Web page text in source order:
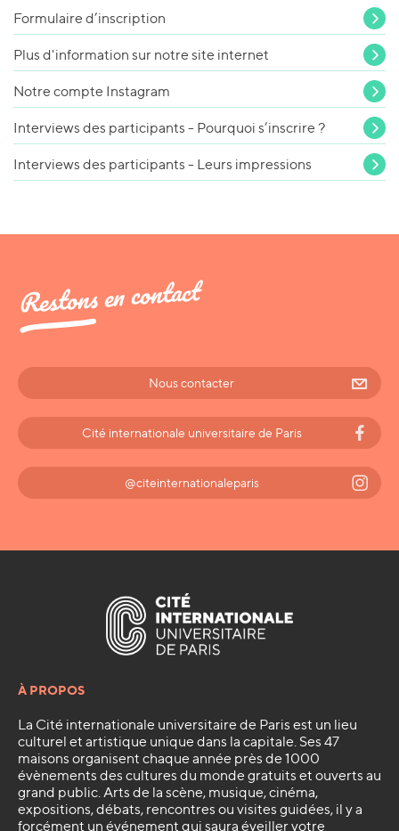
Formulaire d’inscription
Plus d'information sur notre site internet
Notre compte Instagram
Interviews des participants - Pourquoi s’inscrire ?
Interviews des participants - Leurs impressions
Restons en contact
Nous contacter
Cité internationale universitaire de Paris
@citeinternationaleparis
À PROPOS
La Cité internationale universitaire de Paris est un lieu
culturel et artistique unique dans la capitale. Ses 47
maisons organisent chaque année près de 1000
évènements des cultures du monde gratuits et ouverts au
grand public. Arts de la scène, musique, cinéma,
expositions, débats, rencontres ou visites guidées, il y a
forcément un événement qui saura éveiller votre